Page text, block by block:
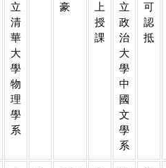
立
清
華
大
學
物
理
學
系
豪
上
授
課
立
政
治
大
學
中
國
文
學
系
可
認
抵